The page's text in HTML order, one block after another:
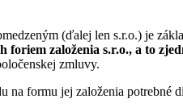
(ďalej len s.r.o.) je
foriem založenia s.r.o., a to
zmluvy.
na formu jej založenia potrebné